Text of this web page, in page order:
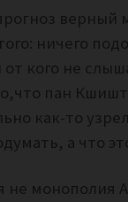
верный
ничего
кого не
пан
как-то
а что
не монополия